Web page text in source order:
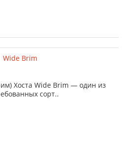
Хоста Wide Brim — один из
сорт..